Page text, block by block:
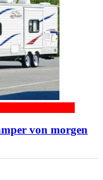
von morgen